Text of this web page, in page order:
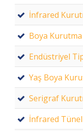
İnfrared
Boya
Endüstriyel
Yaş Boya
Serigraf
İnfrared Tünel